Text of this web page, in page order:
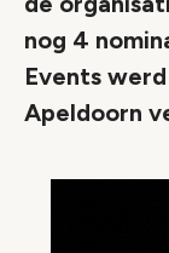
nog 4
Events
Apeldoorn